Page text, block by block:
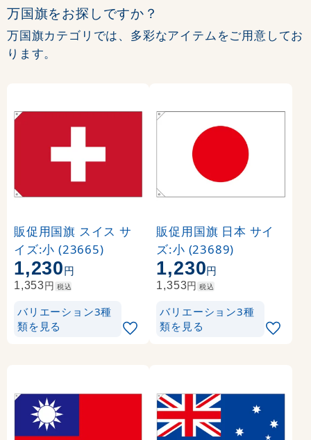
万国旗をお探しですか？
万国旗カテゴリでは、多彩なアイテムをご用意してお
ります。
販促用国旗 スイス サ
イズ:小 (23665)
1,230円
1,353円 税込
バリエーション3種
類を見る
販促用国旗 日本 サイ
ズ:小 (23689)
1,230円
1,353円 税込
バリエーション3種
類を見る